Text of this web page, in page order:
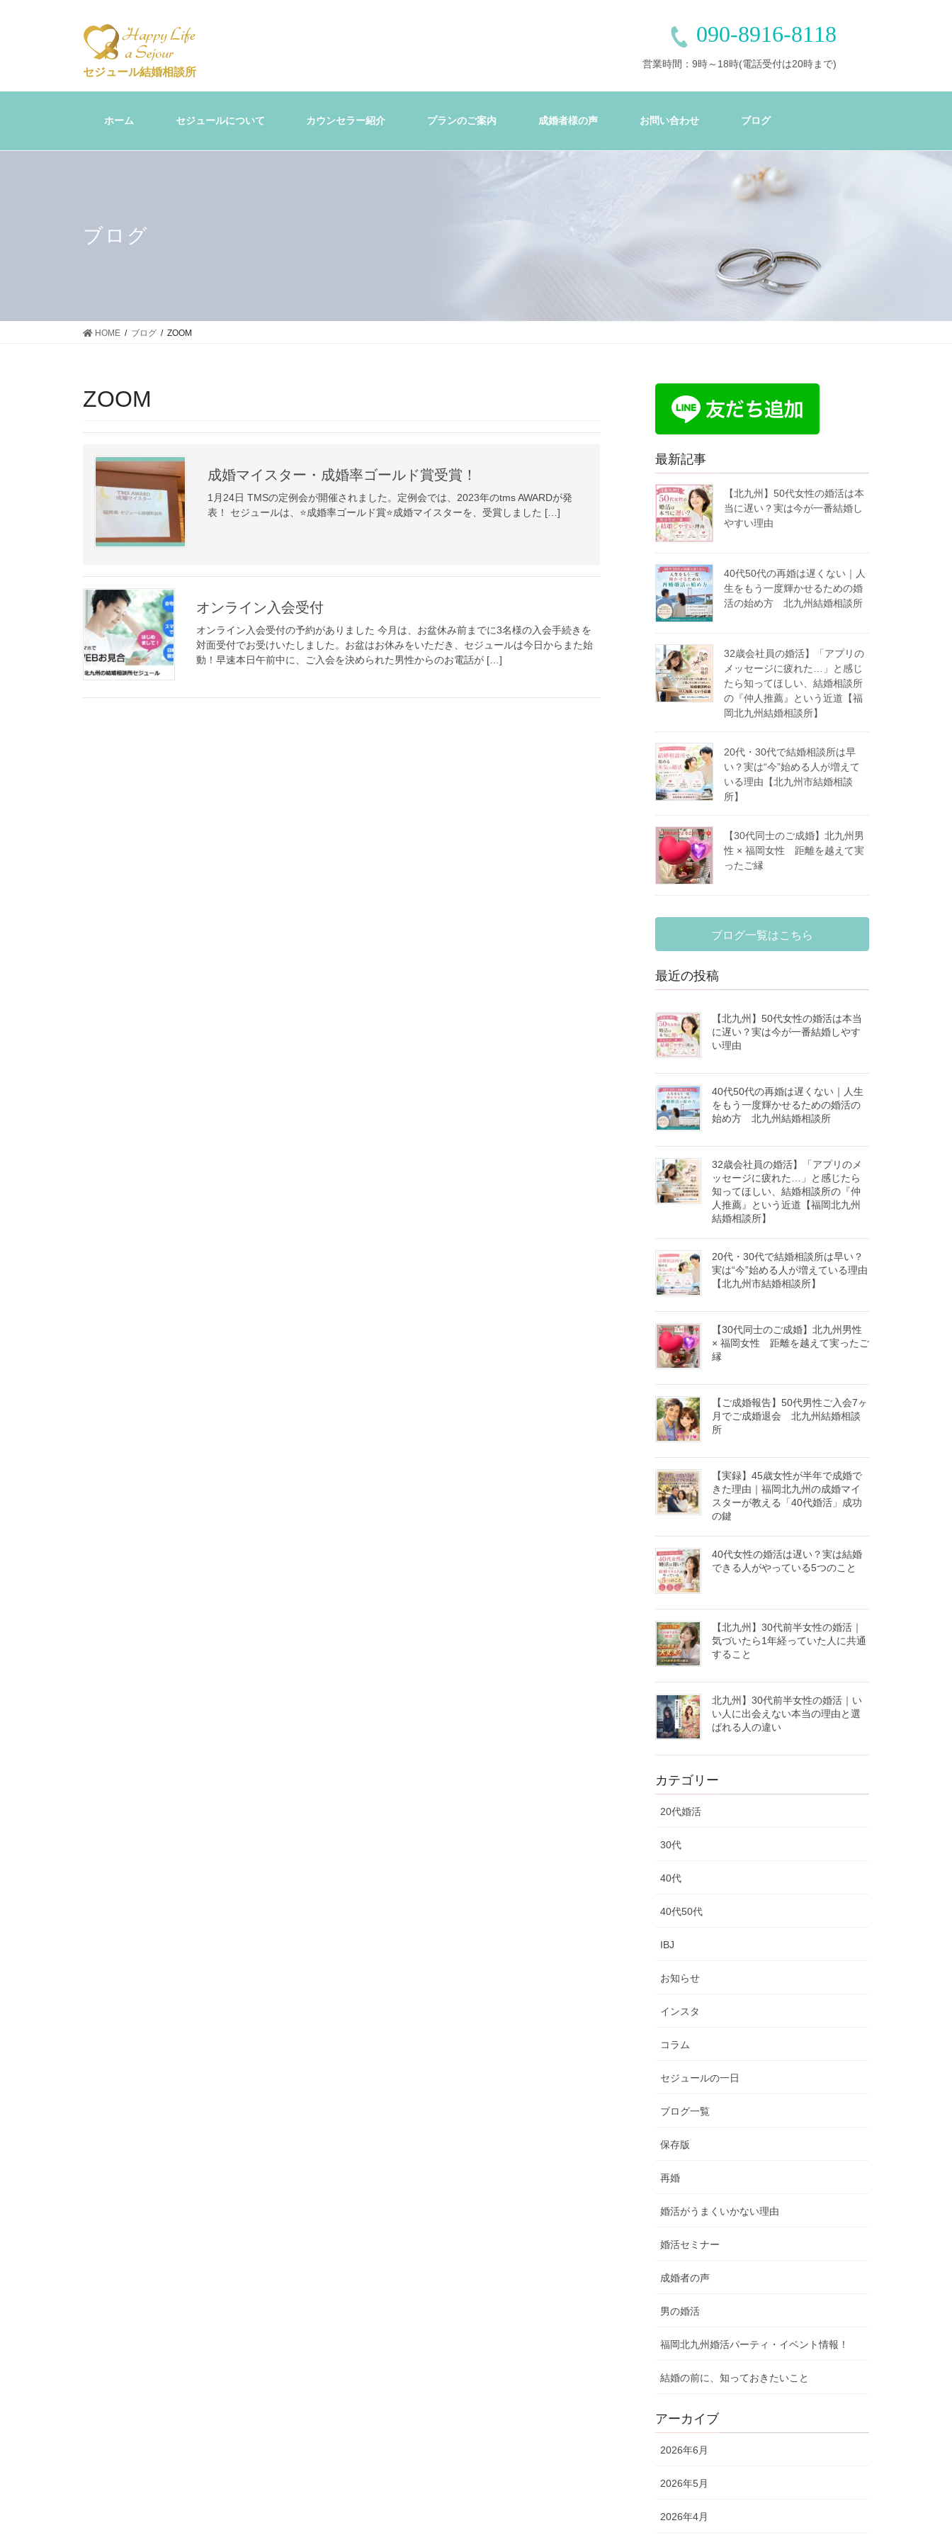
セジュール結婚相談所
090-8916-8118
営業時間：9時～18時(電話受付は20時まで)
ホーム セジュールについて カウンセラー紹介 プランのご案内 成婚者様の声 お問い合わせ ブログ
ブログ
HOME ブログ ZOOM
ZOOM
成婚マイスター・成婚率ゴールド賞受賞！
1月24日 TMSの定例会が開催されました。定例会では、2023年のtms AWARDが発
表！ セジュールは、⭐️成婚率ゴールド賞⭐️成婚マイスターを、受賞しました […]
オンライン入会受付
オンライン入会受付の予約がありました 今月は、お盆休み前までに3名様の入会手続きを
対面受付でお受けいたしました。お盆はお休みをいただき、セジュールは今日からまた始
動！早速本日午前中に、ご入会を決められた男性からのお電話が […]
最新記事
【北九州】50代女性の婚活は本
当に遅い？実は今が一番結婚し
やすい理由
40代50代の再婚は遅くない｜人
生をもう一度輝かせるための婚
活の始め方 北九州結婚相談所
32歳会社員の婚活】「アプリの
メッセージに疲れた…」と感じ
たら知ってほしい、結婚相談所
の『仲人推薦』という近道【福
岡北九州結婚相談所】
20代・30代で結婚相談所は早
い？実は“今”始める人が増えて
いる理由【北九州市結婚相談
所】
【30代同士のご成婚】北九州男
性 × 福岡女性 距離を越えて実
ったご縁
ブログ一覧はこちら
最近の投稿
【北九州】50代女性の婚活は本当
に遅い？実は今が一番結婚しやす
い理由
40代50代の再婚は遅くない｜人生
をもう一度輝かせるための婚活の
始め方 北九州結婚相談所
32歳会社員の婚活】「アプリのメ
ッセージに疲れた…」と感じたら
知ってほしい、結婚相談所の『仲
人推薦』という近道【福岡北九州
結婚相談所】
20代・30代で結婚相談所は早い？
実は“今”始める人が増えている理由
【北九州市結婚相談所】
【30代同士のご成婚】北九州男性
× 福岡女性 距離を越えて実ったご
縁
【ご成婚報告】50代男性ご入会7ヶ
月でご成婚退会 北九州結婚相談
所
【実録】45歳女性が半年で成婚で
きた理由｜福岡北九州の成婚マイ
スターが教える「40代婚活」成功
の鍵
40代女性の婚活は遅い？実は結婚
できる人がやっている5つのこと
【北九州】30代前半女性の婚活｜
気づいたら1年経っていた人に共通
すること
北九州】30代前半女性の婚活｜い
い人に出会えない本当の理由と選
ばれる人の違い
カテゴリー
20代婚活
30代
40代
40代50代
IBJ
お知らせ
インスタ
コラム
セジュールの一日
ブログ一覧
保存版
再婚
婚活がうまくいかない理由
婚活セミナー
成婚者の声
男の婚活
福岡北九州婚活パーティ・イベント情報！
結婚の前に、知っておきたいこと
アーカイブ
2026年6月
2026年5月
2026年4月